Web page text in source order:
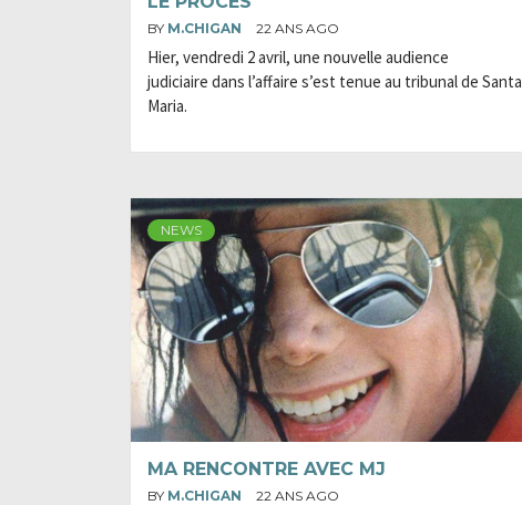
BY M.CHIGAN 22 ANS AGO
Hier, vendredi 2 avril, une nouvelle audience
judiciaire dans l’affaire s’est tenue au tribunal de Santa
Maria.
NEWS
MA RENCONTRE AVEC MJ
BY M.CHIGAN 22 ANS AGO